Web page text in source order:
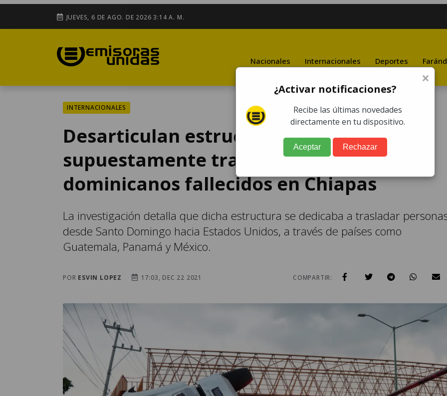
JUEVES, 6 DE AGO. DE 2026 3:14 A. M.
Nacionales Internacionales Deportes
INTERNACIONALES
Desarticulan estructura que
supuestamente traficó a tres de los
dominicanos fallecidos en Chiapas
La investigación detalla que dicha estructura se dedicaba a trasladar
desde Santo Domingo hacia Estados Unidos, a través de países como
Guatemala, Panamá y México.
POR ESVIN LOPEZ 17:03, DEC 22 2021 COMPARTIR:
×
¿Activar notificaciones?
Recibe las últimas novedades
directamente en tu dispositivo.
Aceptar Rechazar